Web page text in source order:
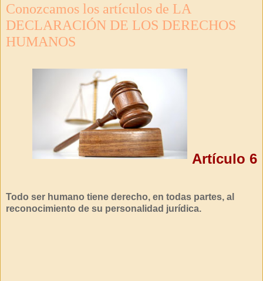
Conozcamos los artículos de LA
DECLARACIÓN DE LOS DERECHOS
HUMANOS
Artículo 6
Todo ser humano tiene derecho, en todas partes, al
reconocimiento de su personalidad jurídica.